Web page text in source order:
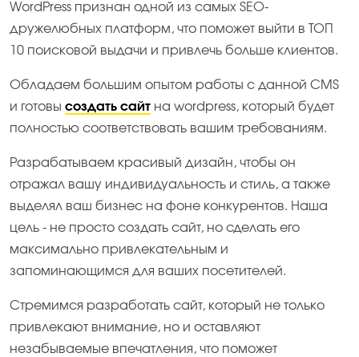
WordPress признан одной из самых SEO-
дружелюбных платформ, что поможет выйти в ТОП
10 поисковой выдачи и привлечь больше клиентов.
Обладаем большим опытом работы с данной CMS
и готовы создать сайт на wordpress, который будет
полностью соответствовать вашим требованиям.
Разрабатываем красивый дизайн, чтобы он
отражал вашу индивидуальность и стиль, а также
выделял ваш бизнес на фоне конкурентов. Наша
цель - не просто создать сайт, но сделать его
максимально привлекательным и
запоминающимся для ваших посетителей.
Стремимся разработать сайт, который не только
привлекают внимание, но и оставляют
незабываемые впечатления, что поможет